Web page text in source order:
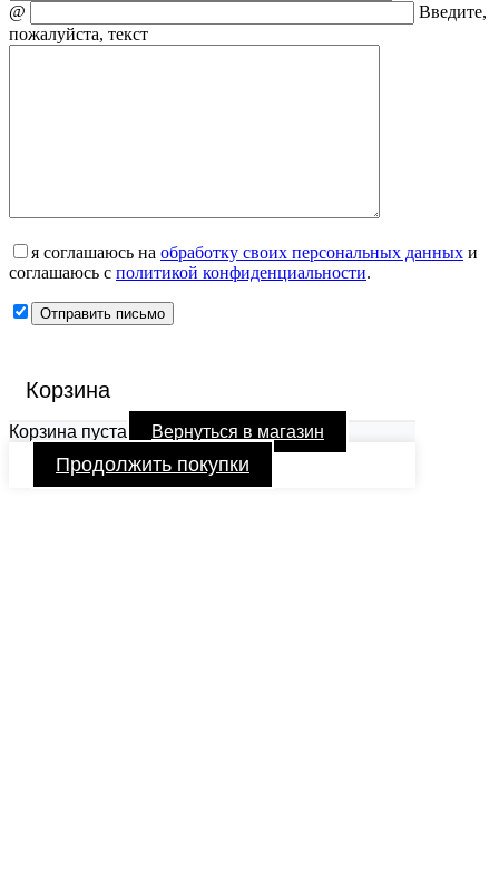
@
Введите,
пожалуйста, текст
я соглашаюсь на обработку своих персональных данных и
соглашаюсь с политикой конфиденциальности.
Корзина
Корзина пуста Вернуться в магазин
Продолжить покупки